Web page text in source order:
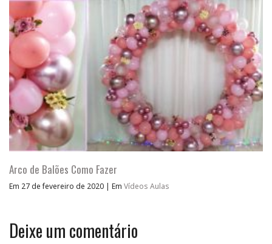
Arco de Balões Como Fazer
Em 27 de fevereiro de 2020 | Em Vídeos Aulas
Deixe um comentário